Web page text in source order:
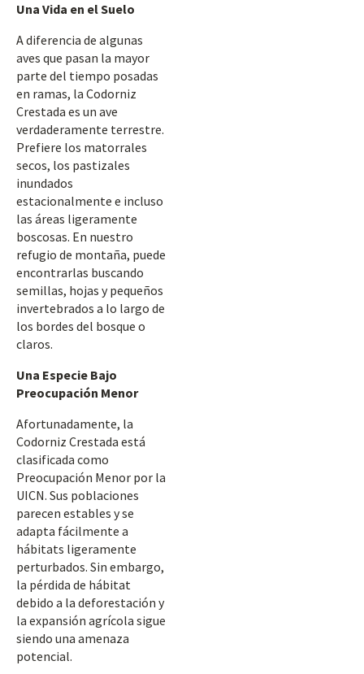
Una Vida en el Suelo
A diferencia de algunas
aves que pasan la mayor
parte del tiempo posadas
en ramas, la Codorniz
Crestada es un ave
verdaderamente terrestre.
Prefiere los matorrales
secos, los pastizales
inundados
estacionalmente e incluso
las áreas ligeramente
boscosas. En nuestro
refugio de montaña, puede
encontrarlas buscando
semillas, hojas y pequeños
invertebrados a lo largo de
los bordes del bosque o
claros.
Una Especie Bajo
Preocupación Menor
Afortunadamente, la
Codorniz Crestada está
clasificada como
Preocupación Menor por la
UICN. Sus poblaciones
parecen estables y se
adapta fácilmente a
hábitats ligeramente
perturbados. Sin embargo,
la pérdida de hábitat
debido a la deforestación y
la expansión agrícola sigue
siendo una amenaza
potencial.